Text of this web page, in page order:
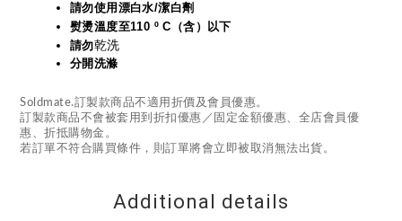
請勿使用漂白水/潔白劑
熨燙溫度至110 º C（含）以下
請勿乾洗
分開洗滌
Soldmate.訂製款商品不適用折價及會員優惠。
訂製款商品不會被套用到折扣優惠／固定金額優惠、全店會員優
惠、折抵購物金。
若訂單不符合購買條件，則訂單將會立即被取消無法出貨。
Additional details